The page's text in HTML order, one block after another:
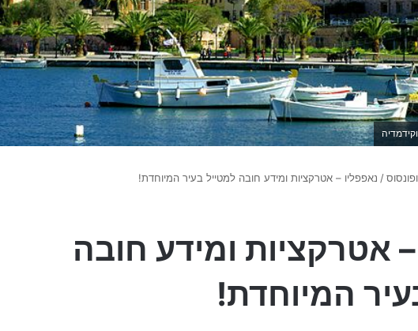
/ נאפפליו – אטרקציות ומידע חובה למטייל בעיר המיוחדת!
אטרקציות ומידע חובה
המיוחדת!